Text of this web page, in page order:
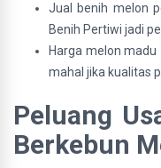
Jual benih melon
Benih Pertiwi jadi
Harga melon madu
mahal jika kualitas
Peluang
Berkebun